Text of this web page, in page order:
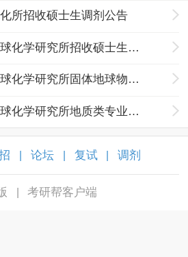
所招收硕士生调剂公告
2020年中国科学院地球化学研究所招收硕士生调剂公告
2020年中国科学院地球化学研究所固体地球物理学专业考研调剂信息
2019年中国科学院地球化学研究所地质类专业考研调剂信息
论坛 复试 调剂
考研帮客户端